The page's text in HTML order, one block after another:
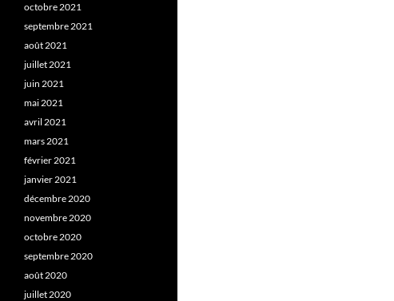
octobre 2021
septembre 2021
août 2021
juillet 2021
juin 2021
mai 2021
avril 2021
mars 2021
février 2021
janvier 2021
décembre 2020
novembre 2020
octobre 2020
septembre 2020
août 2020
juillet 2020